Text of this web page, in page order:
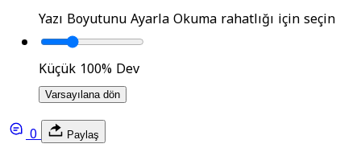
Yazı Boyutunu AyarlaOkuma rahatlığı için seçin
Küçük 100%Dev
Varsayılana dön
0 Paylaş